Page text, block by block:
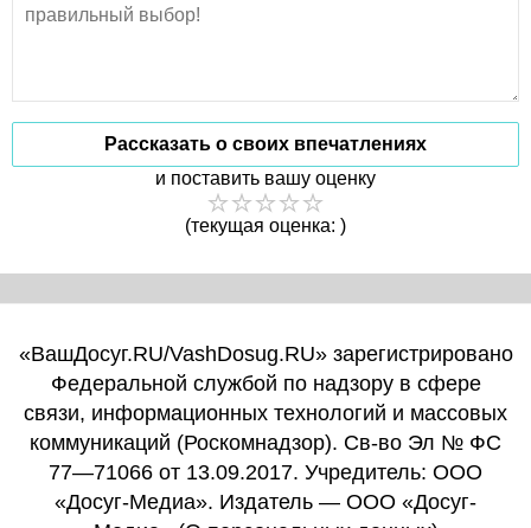
Рассказать о своих впечатлениях
и поставить вашу оценку
(текущая оценка: )
«ВашДосуг.RU/VashDosug.RU» зарегистрировано
Федеральной службой по надзору в сфере
связи, информационных технологий и массовых
коммуникаций (Роскомнадзор). Св-во Эл № ФС
77—71066 от 13.09.2017. Учредитель: ООО
«Досуг-Медиа». Издатель — ООО «Досуг-